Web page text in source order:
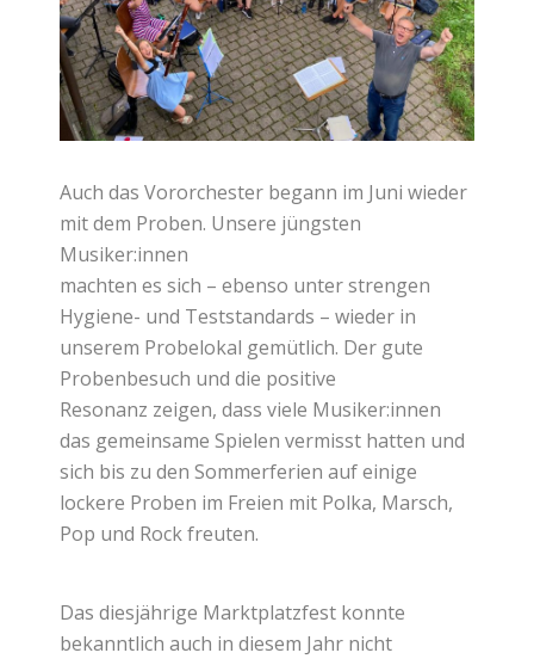
Auch das Vororchester begann im Juni wieder
mit dem Proben. Unsere jüngsten
Musiker:innen
machten es sich – ebenso unter strengen
Hygiene- und Teststandards – wieder in
unserem Probelokal gemütlich. Der gute
Probenbesuch und die positive
Resonanz zeigen, dass viele Musiker:innen
das gemeinsame Spielen vermisst hatten und
sich bis zu den Sommerferien auf einige
lockere Proben im Freien mit Polka, Marsch,
Pop und Rock freuten.
Das diesjährige Marktplatzfest konnte
bekanntlich auch in diesem Jahr nicht